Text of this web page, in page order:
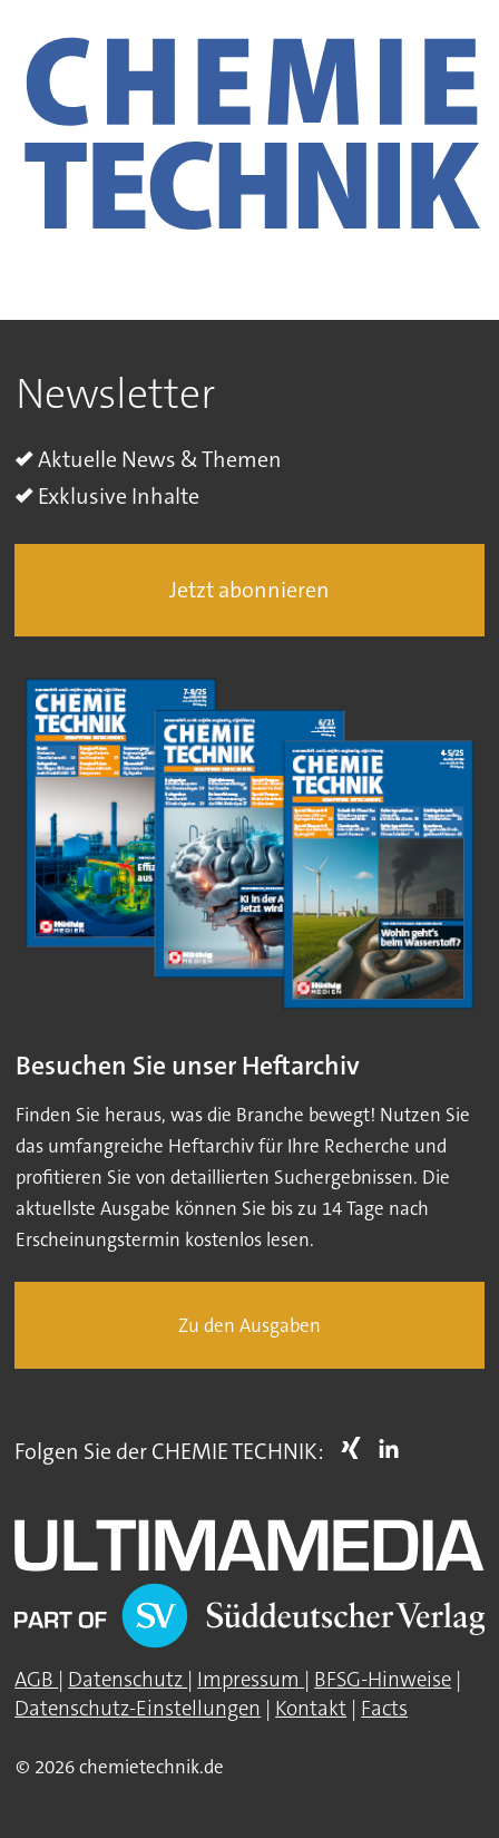
Newsletter
Aktuelle News & Themen
Exklusive Inhalte
Jetzt abonnieren
Besuchen Sie unser Heftarchiv
Finden Sie heraus, was die Branche bewegt! Nutzen Sie
das umfangreiche Heftarchiv für Ihre Recherche und
profitieren Sie von detaillierten Suchergebnissen. Die
aktuellste Ausgabe können Sie bis zu 14 Tage nach
Erscheinungstermin kostenlos lesen.
Zu den Ausgaben
Folgen Sie der CHEMIE TECHNIK:
AGB Datenschutz Impressum BFSG-Hinweise
Datenschutz-Einstellungen
Kontakt Facts
© 2026 chemietechnik.de